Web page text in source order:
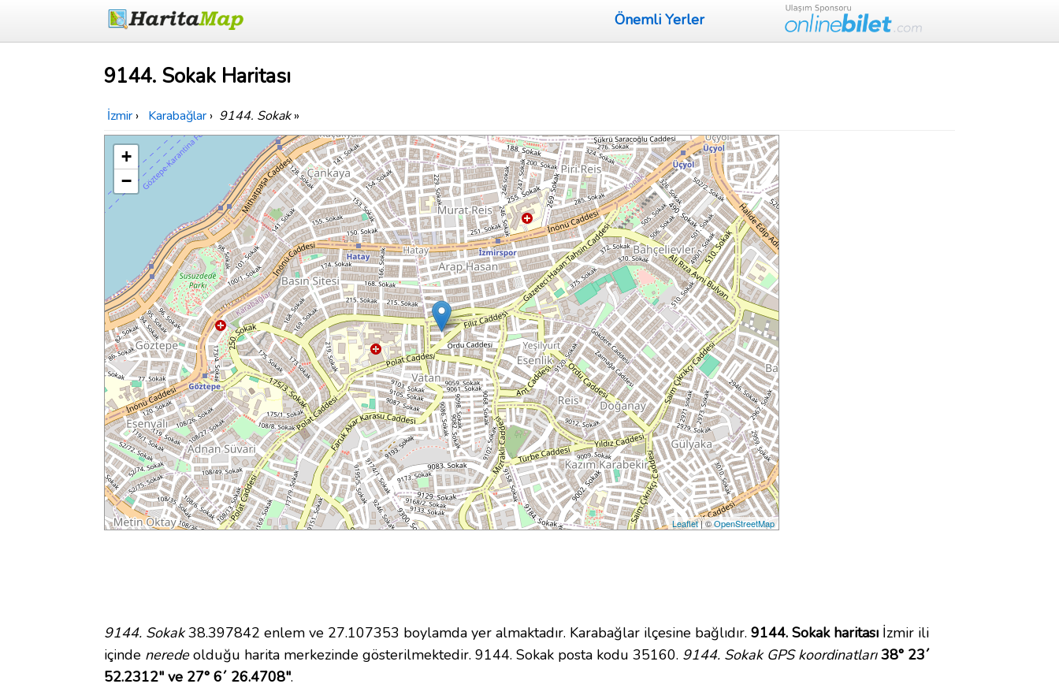
Önemli Yerler
9144. Sokak Haritası
İzmir › Karabağlar › 9144. Sokak»
+
−
Leaflet| ©OpenStreetMap
9144. Sokak38.397842 enlem ve 27.107353 boylamda yer almaktadır. Karabağlar ilçesine bağlıdır. 9144. Sokak haritası İzmir ili
içinde neredeolduğu harita merkezinde gösterilmektedir. 9144. Sokak posta kodu 35160. 9144. Sokak GPS koordinatları 38° 23´
52.2312" ve 27° 6´ 26.4708".